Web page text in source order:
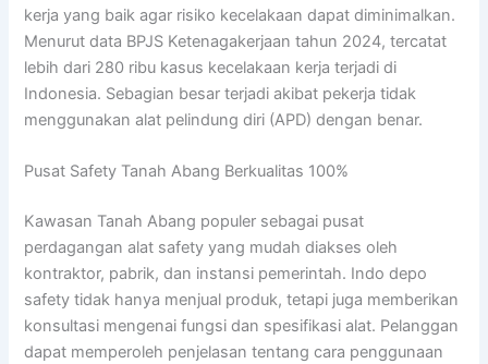
kerja yang baik agar risiko kecelakaan dapat diminimalkan.
Menurut data BPJS Ketenagakerjaan tahun 2024, tercatat
lebih dari 280 ribu kasus kecelakaan kerja terjadi di
Indonesia. Sebagian besar terjadi akibat pekerja tidak
menggunakan alat pelindung diri (APD) dengan benar.
Pusat Safety Tanah Abang Berkualitas 100%
Kawasan Tanah Abang populer sebagai pusat
perdagangan alat safety yang mudah diakses oleh
kontraktor, pabrik, dan instansi pemerintah. Indo depo
safety tidak hanya menjual produk, tetapi juga memberikan
konsultasi mengenai fungsi dan spesifikasi alat. Pelanggan
dapat memperoleh penjelasan tentang cara penggunaan